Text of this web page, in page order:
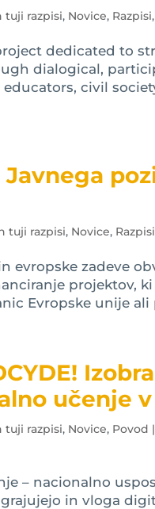
tuji razpisi, Novice, Razpisi
dedicated to
dialogical,
civil
tuji razpisi, Novice, Razpisi
evropske zadeve
projektov,
Evropske unije
učenje
tuji razpisi, Novice, Povod
– nacionalno
in vloga